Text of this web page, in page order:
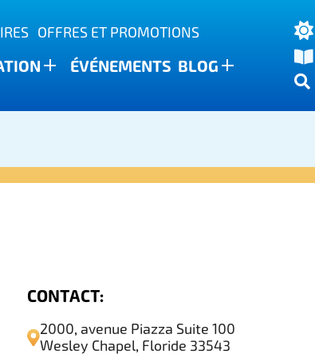
OFFRES ET PROMOTIONS
ÉVÉNEMENTS BLOG
CONTACT:
2000, avenue Piazza Suite 100
Wesley Chapel, Floride 33543